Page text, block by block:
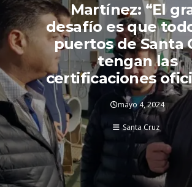
Martínez: “El
desafío es que
puertos de Santa
tengan las
certificaciones
mayo 4, 2024
Santa Cruz